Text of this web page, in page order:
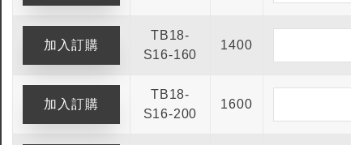
TB18-
S16-160
1400
TB18-
S16-200
1600